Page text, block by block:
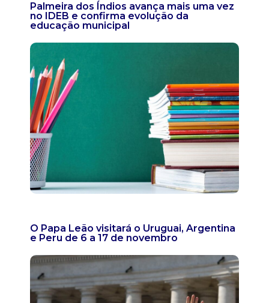
Palmeira dos Índios avança mais uma vez
no IDEB e confirma evolução da
educação municipal
O Papa Leão visitará o Uruguai, Argentina
e Peru de 6 a 17 de novembro